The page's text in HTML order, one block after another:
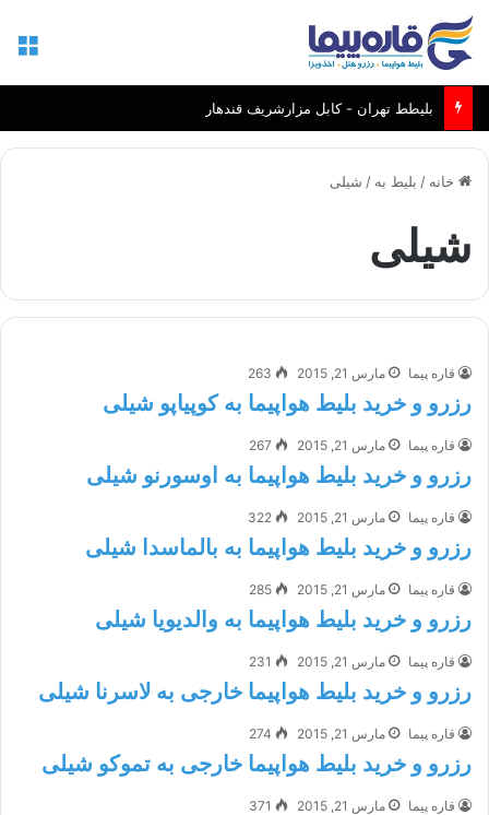
بلیطط تهران - کابل مزارشریف قندهار
خانه / بلیط به / شیلی
شیلی
قاره پیما مارس 21, 2015 263
رزرو و خرید بلیط هواپیما به کوپیاپو شیلی
قاره پیما مارس 21, 2015 267
رزرو و خرید بلیط هواپیما به اوسورنو شیلی
قاره پیما مارس 21, 2015 322
رزرو و خرید بلیط هواپیما به بالماسدا شیلی
قاره پیما مارس 21, 2015 285
رزرو و خرید بلیط هواپیما به والدیویا شیلی
قاره پیما مارس 21, 2015 231
رزرو و خرید بلیط هواپیما خارجی به لاسرنا شیلی
قاره پیما مارس 21, 2015 274
رزرو و خرید بلیط هواپیما خارجی به تموکو شیلی
قاره پیما مارس 21, 2015 371